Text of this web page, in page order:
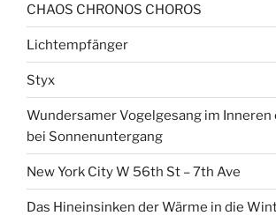
CHAOS CHRONOS CHOROS
Lichtempfänger
Styx
Wundersamer Vogelgesang im Inneren
bei Sonnenuntergang
New York City W 56th St – 7th Ave
Das Hineinsinken der Wärme in die